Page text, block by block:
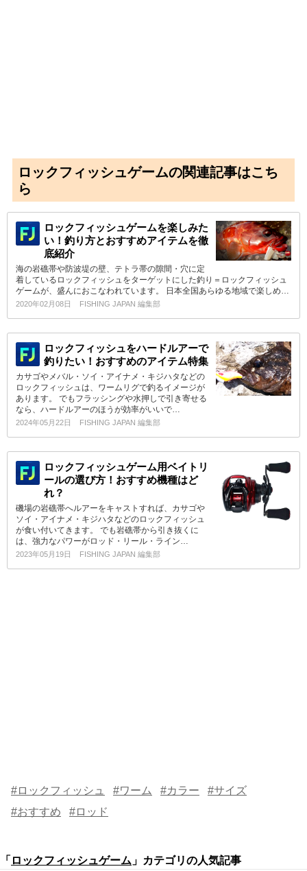
ロックフィッシュゲームの関連記事はこち
ら
ロックフィッシュゲームを楽しみた
い！釣り方とおすすめアイテムを徹
底紹介
海の岩礁帯や防波堤の壁、テトラ帯の隙間・穴に定
着しているロックフィッシュをターゲットにした釣り＝ロックフィッシュ
ゲームが、盛んにおこなわれています。 日本全国あらゆる地域で楽しめ…
2020年02月08日 FISHING JAPAN 編集部
ロックフィッシュをハードルアーで
釣りたい！おすすめのアイテム特集
カサゴやメバル・ソイ・アイナメ・キジハタなどの
ロックフィッシュは、ワームリグで釣るイメージが
あります。 でもフラッシングや水押しで引き寄せる
なら、ハードルアーのほうが効率がいいで…
2024年05月22日 FISHING JAPAN 編集部
ロックフィッシュゲーム用ベイトリ
ールの選び方！おすすめ機種はど
れ？
磯場の岩礁帯へルアーをキャストすれば、カサゴや
ソイ・アイナメ・キジハタなどのロックフィッシュ
が食い付いてきます。 でも岩礁帯から引き抜くに
は、強力なパワーがロッド・リール・ライン…
2023年05月19日 FISHING JAPAN 編集部
#ロックフィッシュ #ワーム #カラー
#サイズ
#おすすめ
#ロッド
「 ロックフィッシュゲーム 」カテゴリの人気記事